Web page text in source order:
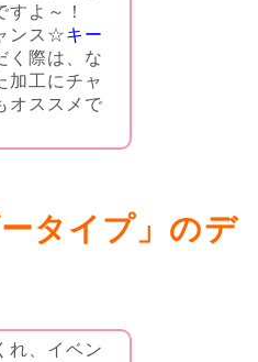
よ～！
ンス☆キー
く際は、な
加工にチャ
オススメで
タイプ」のデ
れ、イベン